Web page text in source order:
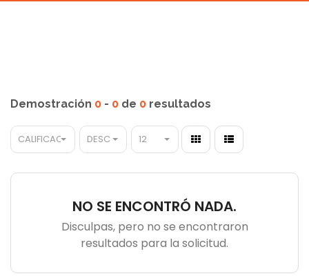
Demostración 0 - 0 de 0 resultados
CALIFICACIÓN DESC 12
NO SE ENCONTRÓ NADA.
Disculpas, pero no se encontraron
resultados para la solicitud.